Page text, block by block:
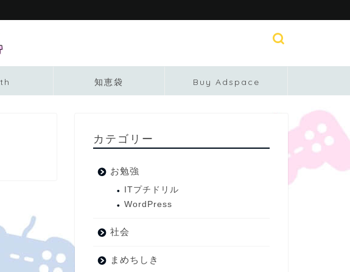
知恵袋 Buy Adspace
カテゴリー
お勉強
ITプチドリル
WordPress
社会
まめちしき